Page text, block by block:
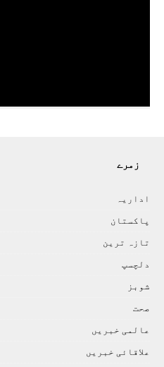
زمرے
اداريہ
پاکستان
تازہ ترين
دلچسپ
شوبز
صحت
عالمی خبريں
علاقائی خبريں